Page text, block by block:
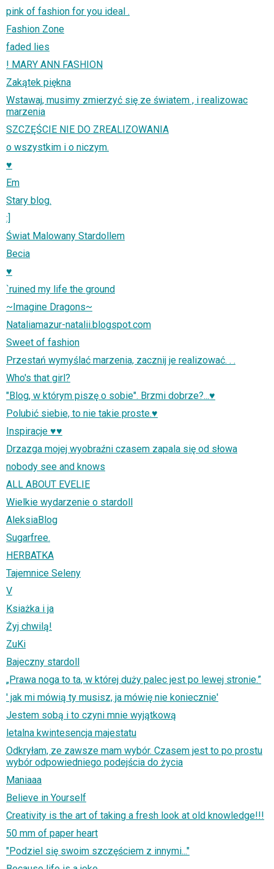
pink of fashion for you ideal .
Fashion Zone
faded lies
! MARY ANN FASHION
Zakątek piękna
Wstawaj, musimy zmierzyć się ze światem , i realizowac
marzenia
SZCZĘŚCIE NIE DO ZREALIZOWANIA
o wszystkim i o niczym.
♥
Em
Stary blog.
:]
Świat Malowany Stardollem
Becia
♥
`ruined my life the ground
~Imagine Dragons~
Nataliamazur-natalii.blogspot.com
Sweet of fashion
Przestań wymyślać marzenia, zacznij je realizować. . .
Who's that girl?
"Blog, w którym piszę o sobie". Brzmi dobrze?...♥
Polubić siebie, to nie takie proste.♥
Inspiracje ♥♥
Drzazga mojej wyobraźni czasem zapala się od słowa
nobody see and knows
ALL ABOUT EVELIE
Wielkie wydarzenie o stardoll
AleksiaBlog
Sugarfree.
HERBATKA
Tajemnice Seleny
V
Ksiażka i ja
Żyj chwilą!
ZuKi
Bajeczny stardoll
„Prawa noga to ta, w której duży palec jest po lewej stronie.”
' jak mi mówią ty musisz, ja mówię nie koniecznie'
Jestem sobą i to czyni mnie wyjątkową
letalna kwintesencja majestatu
Odkryłam, ze zawsze mam wybór. Czasem jest to po prostu
wybór odpowiedniego podejścia do życia
Maniaaa
Believe in Yourself
Creativity is the art of taking a fresh look at old knowledge!!!
50 mm of paper heart
"Podziel się swoim szczęściem z innymi..."